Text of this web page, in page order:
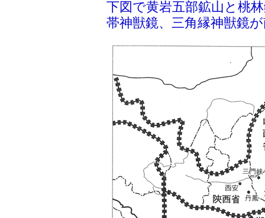
下図で黄岩五部鉱山と桃
帯神獣鏡、三角縁神獣鏡